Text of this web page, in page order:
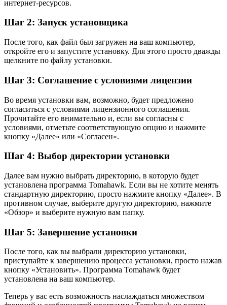
интернет-ресурсов.
Шаг 2: Запуск установщика
После того, как файл был загружен на ваш компьютер,
откройте его и запустите установку. Для этого просто дважды
щелкните по файлу установки.
Шаг 3: Соглашение с условиями лицензии
Во время установки вам, возможно, будет предложено
согласиться с условиями лицензионного соглашения.
Прочитайте его внимательно и, если вы согласны с
условиями, отметьте соответствующую опцию и нажмите
кнопку «Далее» или «Согласен».
Шаг 4: Выбор директории установки
Далее вам нужно выбрать директорию, в которую будет
установлена программа Tomahawk. Если вы не хотите менять
стандартную директорию, просто нажмите кнопку «Далее». В
противном случае, выберите другую директорию, нажмите
«Обзор» и выберите нужную вам папку.
Шаг 5: Завершение установки
После того, как вы выбрали директорию установки,
приступайте к завершению процесса установки, просто нажав
кнопку «Установить». Программа Tomahawk будет
установлена на ваш компьютер.
Теперь у вас есть возможность наслаждаться множеством